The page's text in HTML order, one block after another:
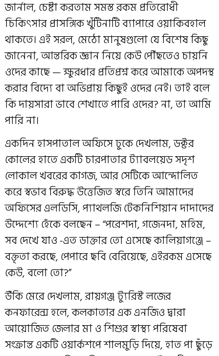
জার্নাল, চেষ্টা করতাম সমস্ত রকম প্রতিরোধী
চিকিৎসার প্রাসঙ্গিক খুঁটিনাটি ব্যাপারে ওয়াকিবহাল
থাকতে। এই সরল, মেঠো মানুষগুলো যে বিশেষ কিছু
জানেনা, আন্তরিক জ্ঞান নিয়ে কেউ পৌঁছতেও চায়নি
ওদের কাছে — ক্ষুরধার প্রতিপ্রশ্ন করে আমাকে অপদস্থ
করার বিদ্যে বা অভিপ্রায় কিছুই ওদের নেই। তাই বলে
কি দায়সারা ভাবে শেখাতে পারি ওদের? না, তা আমি
পারি না।
একদিন হাসপাতাল অফিসে ঢুকে দেখলাম, ডক্টর
কোলের হাতে একটি চারপাতার ট্যাবলয়েড সদৃশ
লোকাল খবরের কাগজ, আর সেটিকে আন্দোলিত
করে স্বভাব বিরুদ্ধ উত্তেজিত স্বরে তিনি আমাদের
অফিসের এলডিসি, প্যাথলজি টেকনিশিয়ান দাদাদের
উদ্দেশ্যে হেঁকে বলছেন – “পরেশদা, গজেনদা, মহিম,
সব দেখে যাও -এত ডাক্তার তো এসেছে কালিয়াগঞ্জে –
বক্তৃতা করছে, পেপারে ছবি বেরিয়েছে, এইরকম এসেছে
কেউ, বলো তো?”
উঁকি মেরে দেখলাম, রায়গঞ্জ ট্যুরিস্ট লজের
কনফারেন্স হলে, কলকাতার এক এনজিও দ্বারা
আয়োজিত জেলার মা ও শিশুর স্বাস্থ্য পরিষেবা
সংক্রান্ত একটি ওয়ার্কশপে শালমুড়ি দিয়ে, হাত পা ছুঁড়ে